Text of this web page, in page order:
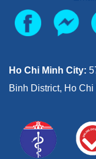
Ho Chi Minh City:
Binh District, Ho